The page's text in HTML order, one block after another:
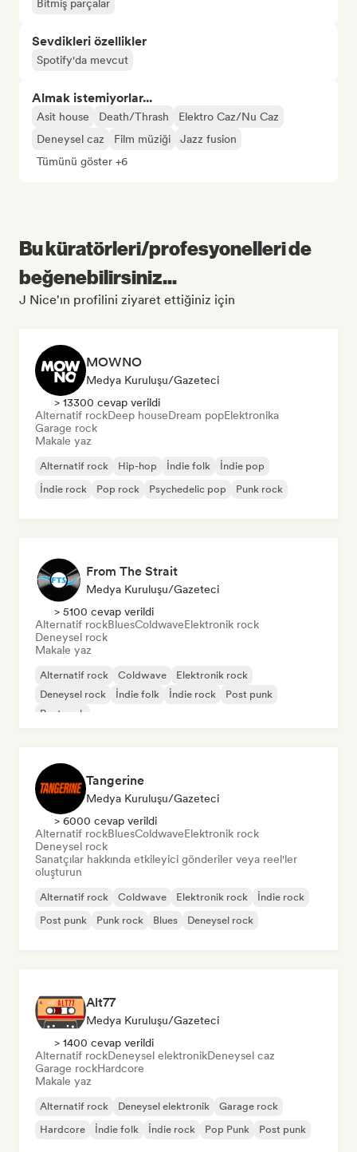
Bitmiş parçalar
Sevdikleri özellikler
Spotify'da mevcut
Almak istemiyorlar...
Asit house Death/Thrash
Elektro Caz/Nu Caz
Deneysel caz
Film müziği
Jazz fusion
Tümünü göster +6
Bu küratörleri/profesyonelleri de
beğenebilirsiniz...
J Nice'ın profilini ziyaret ettiğiniz için
MOWNO
Medya Kuruluşu/Gazeteci
> 13300 cevap verildi
Alternatif rockDeep houseDream popElektronika
Garage rock
Makale yaz
Alternatif rock Hip-hop İndie folk
İndie pop
İndie rock
Pop rock Psychedelic pop Punk rock
From The Strait
Medya Kuruluşu/Gazeteci
> 5100 cevap verildi
Alternatif rockBluesColdwaveElektronik rock
Deneysel rock
Makale yaz
Alternatif rock Coldwave
Elektronik rock
Deneysel rock
İndie folk İndie rock
Post punk
Post rock
Tangerine
Medya Kuruluşu/Gazeteci
> 6000 cevap verildi
Alternatif rockBluesColdwaveElektronik rock
Deneysel rock
Sanatçılar hakkında etkileyici gönderiler veya reel'ler
oluşturun
Alternatif rock Coldwave Elektronik rock
İndie rock
Post punk
Punk rock Blues Deneysel rock
Alt77
Medya Kuruluşu/Gazeteci
> 1400 cevap verildi
Alternatif rockDeneysel elektronikDeneysel caz
Garage rockHardcore
Makale yaz
Alternatif rock Deneysel elektronik
Garage rock
Hardcore
İndie folk İndie rock Pop Punk Post punk